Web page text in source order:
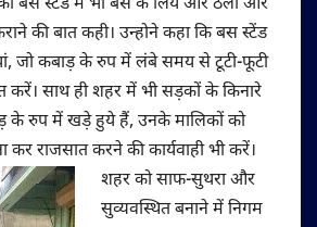
बस स्टेंड में भी बस के लिये और ठेलों और
की बात कही। उन्होने कहा कि बस स्टेंड
जो कबाड़ के रुप में लंबे समय से टूटी-फूटी
करें। साथ ही शहर में भी सड़कों के किनारे
के रुप में खड़े हुये हैं, उनके मालिकों को
कर राजसात करने की कार्यवाही भी करें।​
शहर को साफ-सुथरा और
सुव्यवस्थित बनाने में निगम